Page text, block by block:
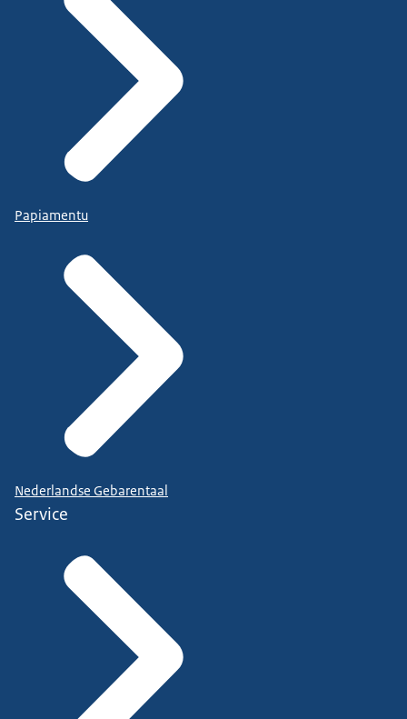
Papiamentu
Nederlandse Gebarentaal
Service